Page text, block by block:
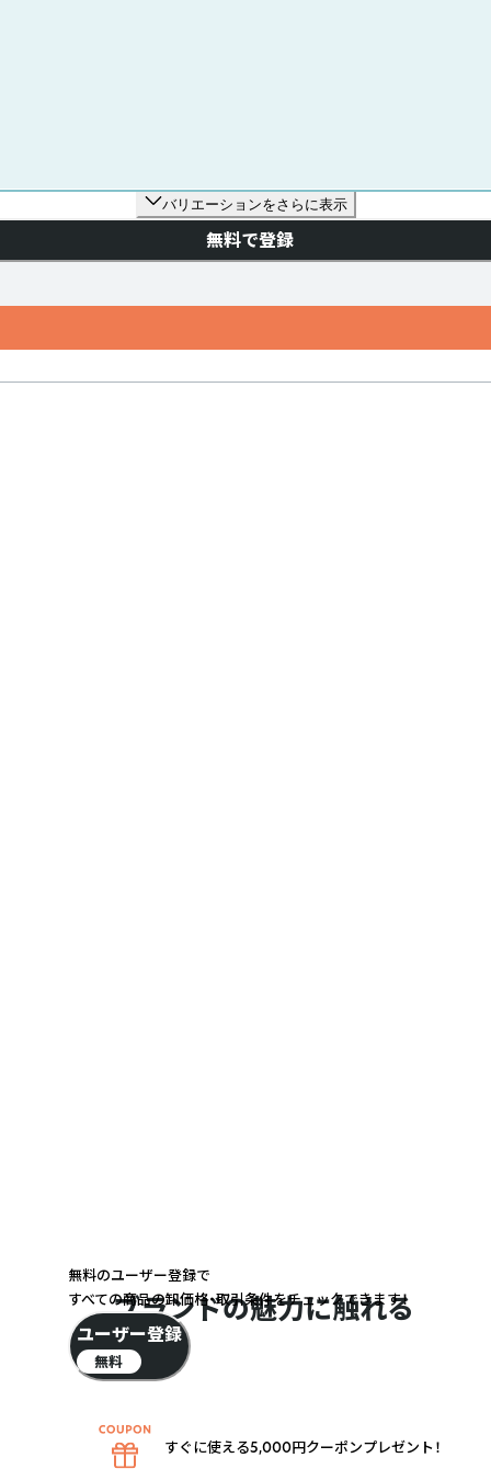
バリエーションをさらに表示
無料で登録
ブランドの魅力に触れる
無料のユーザー登録で
すべての商品の卸価格・取引条件をチェックできます！
ユーザー登録
無料
すぐに使える5,000円クーポンプレゼント！